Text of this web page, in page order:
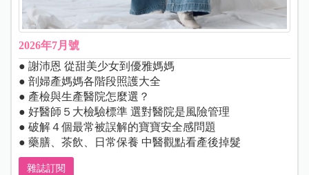
2026年7月號
● 謝沛恩 從甜美少女到優雅媽媽
● 剖婦產媽媽各階段照護大全
● 產檢與生產醫院怎麼選？
● 好醫師５大檢驗標準 選對醫院是風險管理
● 破解４個最常被誤解的寶寶安全感問題
● 藥膳、茶飲、日常保養 中醫觀點看產後掉髮
雜誌訂閱